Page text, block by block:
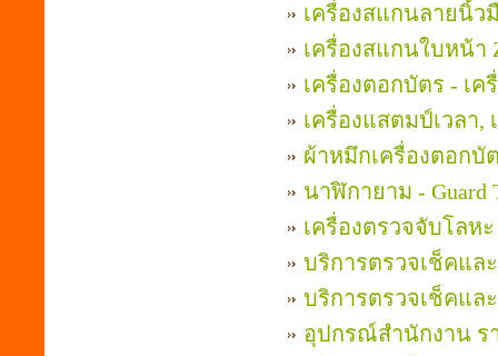
เครื่องสแกนลายนิ้ว
เครื่องสแกนใบหน้า
เครื่องตอกบัตร - เค
เครื่องแสตมป์เวลา,
ผ้าหมึกเครื่องตอกบั
นาฬิกายาม - Guard
เครื่องตรวจจับโลหะ
บริการตรวจเช็คแล
บริการตรวจเช็คแล
อุปกรณ์สำนักงาน